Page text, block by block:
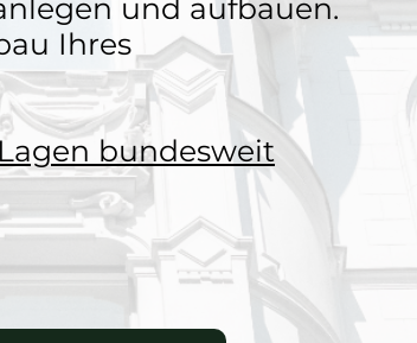
und aufbauen.
Ihres
bundesweit